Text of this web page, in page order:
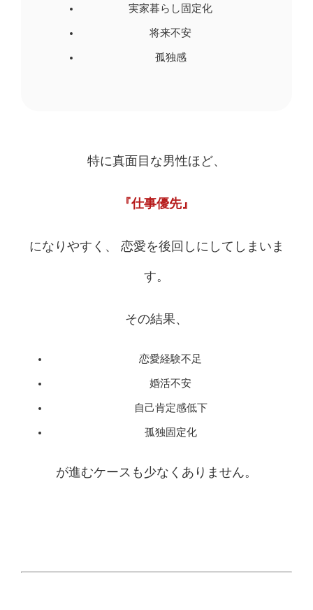
実家暮らし固定化
将来不安
孤独感
特に真面目な男性ほど、
『仕事優先』
になりやすく、 恋愛を後回しにしてしまいま
す。
その結果、
恋愛経験不足
婚活不安
自己肯定感低下
孤独固定化
が進むケースも少なくありません。